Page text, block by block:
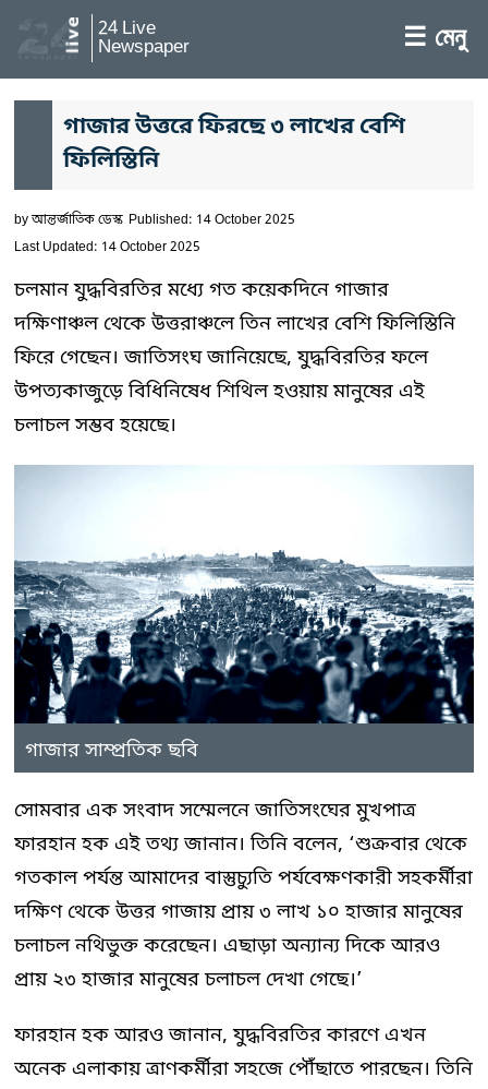
24 Live
Newspaper ☰ মেনু
গাজার উত্তরে ফিরছে ৩ লাখের বেশি
ফিলিস্তিনি
byআন্তর্জাতিক ডেস্ক Published: 14 October 2025
Last Updated: 14 October 2025
চলমান যুদ্ধবিরতির মধ্যে গত কয়েকদিনে গাজার
দক্ষিণাঞ্চল থেকে উত্তরাঞ্চলে তিন লাখের বেশি ফিলিস্তিনি
ফিরে গেছেন। জাতিসংঘ জানিয়েছে, যুদ্ধবিরতির ফলে
উপত্যকাজুড়ে বিধিনিষেধ শিথিল হওয়ায় মানুষের এই
চলাচল সম্ভব হয়েছে।
গাজার সাম্প্রতিক ছবি
সোমবার এক সংবাদ সম্মেলনে জাতিসংঘের মুখপাত্র
ফারহান হক এই তথ্য জানান। তিনি বলেন, ‘শুক্রবার থেকে
গতকাল পর্যন্ত আমাদের বাস্তুচ্যুতি পর্যবেক্ষণকারী সহকর্মীরা
দক্ষিণ থেকে উত্তর গাজায় প্রায় ৩ লাখ ১০ হাজার মানুষের
চলাচল নথিভুক্ত করেছেন। এছাড়া অন্যান্য দিকে আরও
প্রায় ২৩ হাজার মানুষের চলাচল দেখা গেছে।’
ফারহান হক আরও জানান, যুদ্ধবিরতির কারণে এখন
অনেক এলাকায় ত্রাণকর্মীরা সহজে পৌঁছাতে পারছেন। তিনি